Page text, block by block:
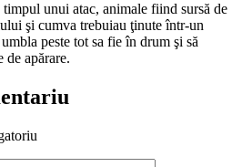
unui atac, animale fiind sursă de
şi cumva trebuiau ţinute într-un
peste tot sa fie în drum şi să
de apărare.